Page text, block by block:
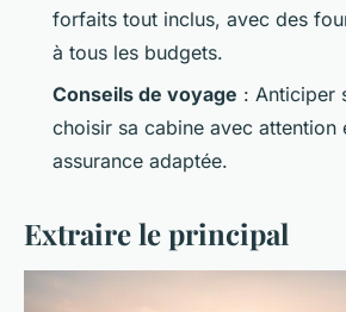
forfaits tout inclus, avec des
à tous les budgets.
Conseils de voyage : Anticiper
choisir sa cabine avec attention
assurance adaptée.
Extraire le principal